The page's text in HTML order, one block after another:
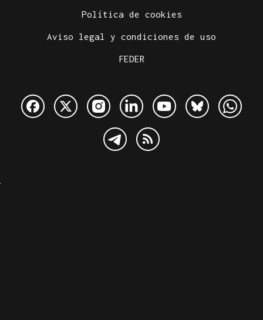
Política de cookies
Aviso legal y condiciones de uso
FEDER